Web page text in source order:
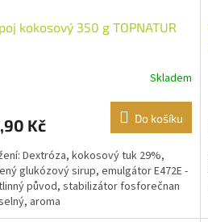
kokosový 350 g TOPNATUR
Skladem
Kč Do košíku
Dextróza, kokosový tuk 29%,
glukózový sirup, emulgátor E472E -
původ, stabilizátor fosforečnan
aroma